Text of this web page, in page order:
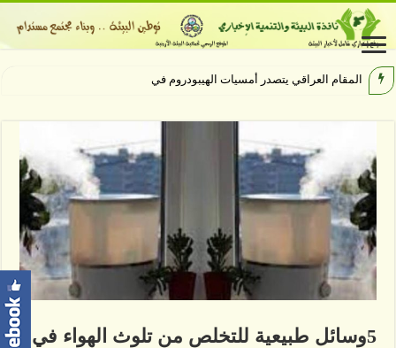
المقام العراقي يتصدر أمسيات الهيبودروم في مهرجان جر
5وسائل طبيعية للتخلص من تلوث الهواء في